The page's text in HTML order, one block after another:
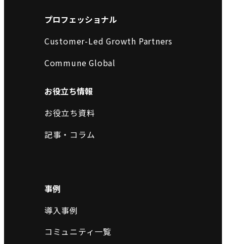
プロフェッショナル
Customer-Led Growth Partners
Commune Global
お役立ち情報
お役立ち資料
記事・コラム
事例
導入事例
コミュニティ一覧